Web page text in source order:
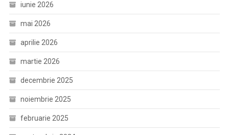
iunie 2026
mai 2026
aprilie 2026
martie 2026
decembrie 2025
noiembrie 2025
februarie 2025